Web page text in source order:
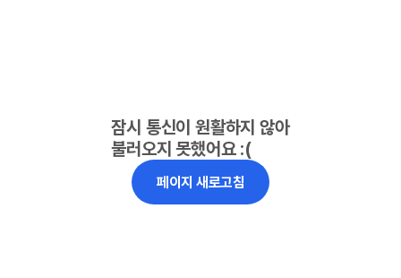
잠시 통신이 원활하지 않아
불러오지 못했어요 :(
페이지 새로고침